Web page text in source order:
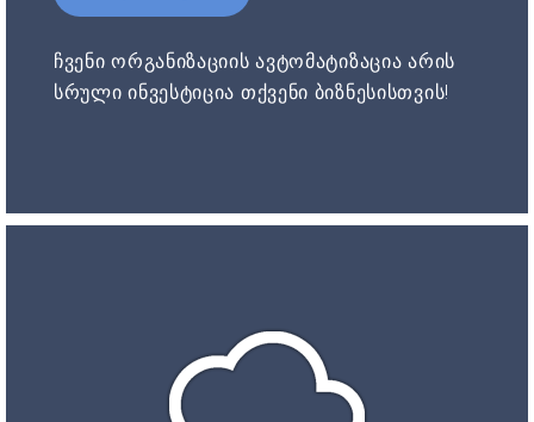
ჩვენი ორგანიზაციის ავტომატიზაცია არის
სრული ინვესტიცია თქვენი ბიზნესისთვის!